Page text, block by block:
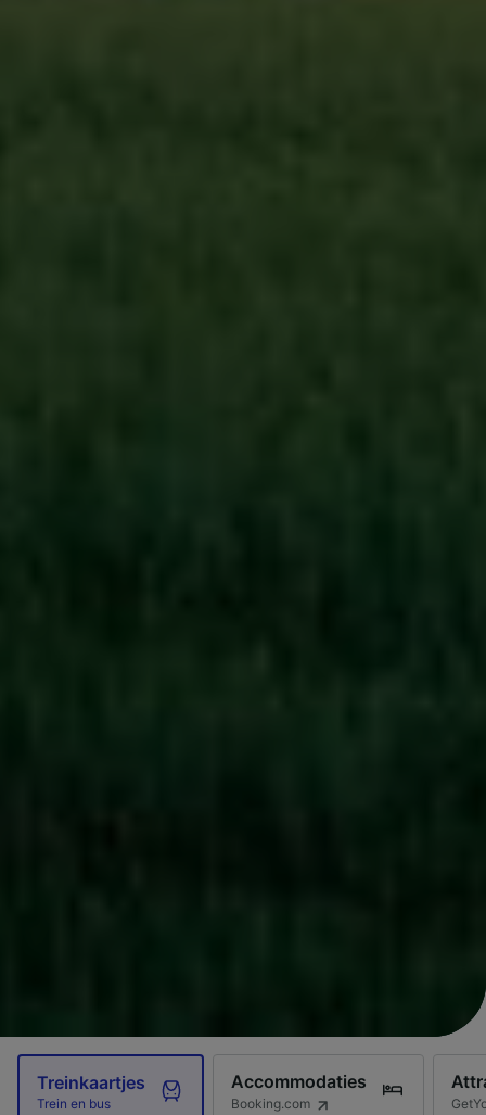
Treinkaartjes
Trein en bus
Accommodaties
Booking.com